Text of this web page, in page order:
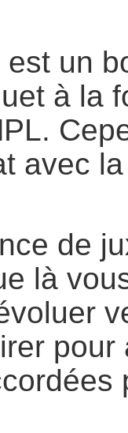
un
à la
avec
de
là